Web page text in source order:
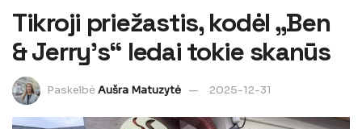
Tikroji priežastis, kodėl „Ben
& Jerry’s“ ledai tokie skanūs
PaskelbėAušra Matuzytė 2025-12-31